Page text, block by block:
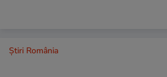
Știri România